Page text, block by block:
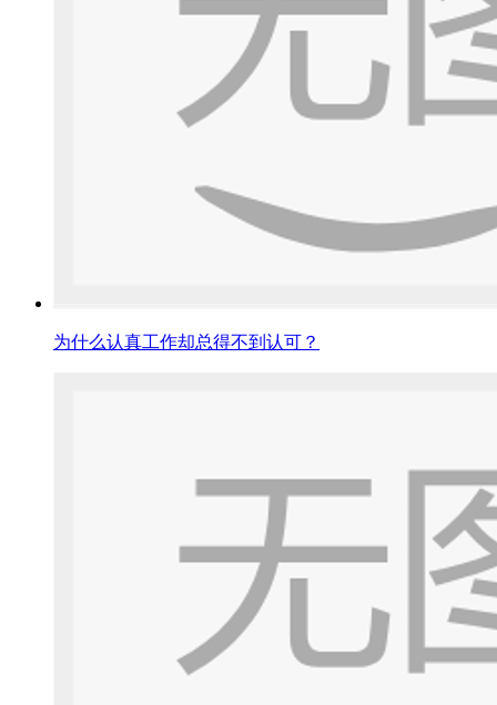
为什么认真工作却总得不到认可？